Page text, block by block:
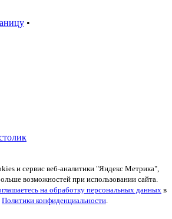
•
и сервис веб-аналитики "Яндекс Метрика",
возможностей при использовании сайта.
на обработку персональных данных в
Политики конфиденциальности.